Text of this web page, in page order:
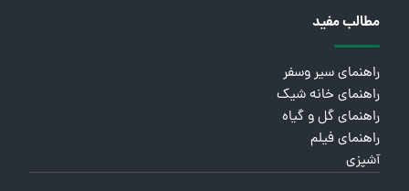
مطالب مفید
راهنمای سیر وسفر
راهنمای خانه شیک
راهنمای گل و گیاه
راهنمای فیلم
آشپزی